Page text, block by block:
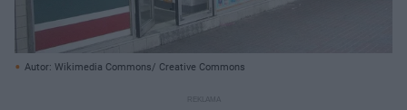
Autor: Wikimedia Commons/ Creative Commons